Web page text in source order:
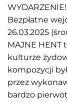
Bezpłatne
26.03.2025
MAJNE
kulturze
kompozycji
przez
bardzo